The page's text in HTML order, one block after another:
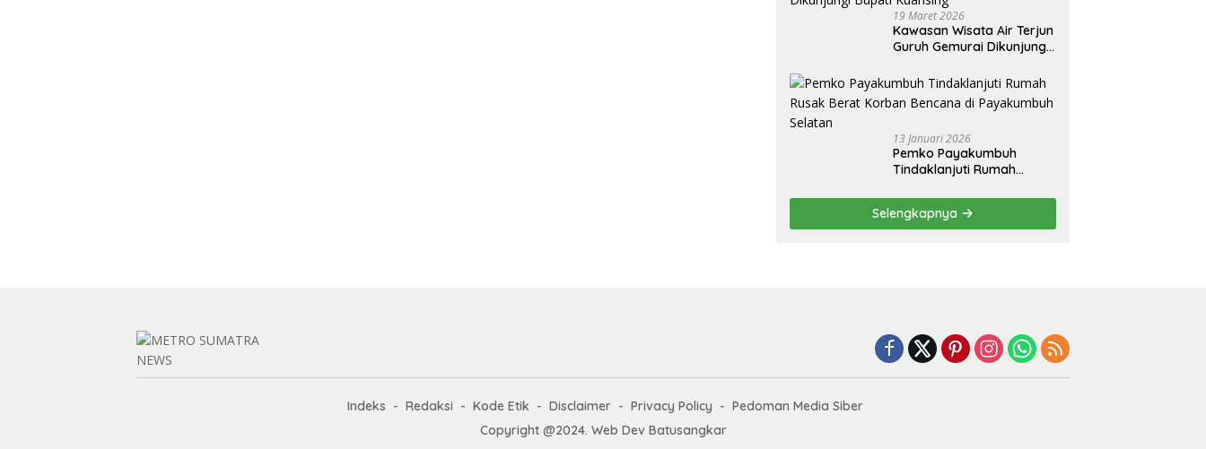
19 Maret 2026
Kawasan Wisata Air Terjun
Guruh Gemurai Dikunjungi
13 Januari 2026
Pemko Payakumbuh
Tindaklanjuti Rumah
Bencana di Payakumbuh
Selatan
Selengkapnya
Indeks Redaksi Kode Etik Disclaimer Privacy Policy
Pedoman Media Siber
Copyright @2024. Web Dev Batusangkar